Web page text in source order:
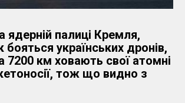
ядерній палиці Кремля,
українських дронів,
7200 км ховають свої атомні
тож що видно з